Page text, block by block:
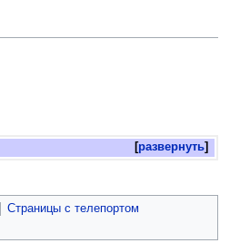
развернуть
Страницы с телепортом